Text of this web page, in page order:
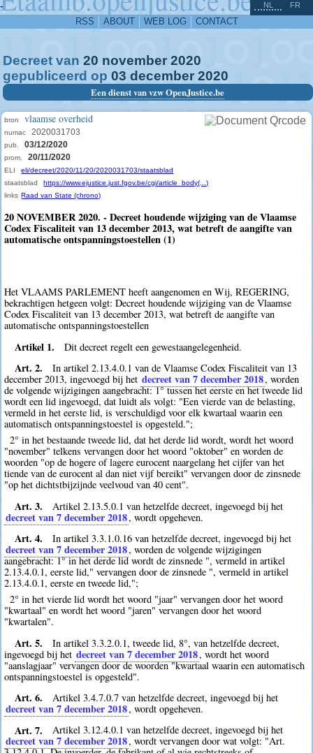
-
RSS ABOUT WEB LOG CONTACT
NL FR
Decreet van 20 november 2020
gepubliceerd op 03 december 2020
Een dienst van vzw OpenJustice.be
bron vlaamse overheid
numac 2020031703
pub. 03/12/2020
prom. 20/11/2020
ELI
eli/decreet/2020/11/20/2020031703/staatsblad
staatsblad
https://www.ejustice.just.fgov.be/cgi/article_body(...)
links Raad van State (chrono)
20 NOVEMBER 2020. - Decreet houdende wijziging van de Vlaamse
Codex Fiscaliteit van 13 december 2013, wat betreft de aangifte van
automatische ontspanningstoestellen (1)
Het VLAAMS PARLEMENT heeft aangenomen en Wij, REGERING,
bekrachtigen hetgeen volgt: Decreet houdende wijziging van de Vlaamse
Codex Fiscaliteit van 13 december 2013, wat betreft de aangifte van
automatische ontspanningstoestellen
Artikel 1. Dit decreet regelt een gewestaangelegenheid.
Art. 2.
In artikel 2.13.4.0.1 van de Vlaamse Codex Fiscaliteit van 13
december 2013, ingevoegd bij het decreet van 7 december 2018, worden
de volgende wijzigingen aangebracht: 1° tussen het eerste en het tweede lid
wordt een lid ingevoegd, dat luidt als volgt: "Een vierde van de belasting,
vermeld in het eerste lid, is verschuldigd voor elk kwartaal waarin een
automatisch ontspanningstoestel is opgesteld.";
2° in het bestaande tweede lid, dat het derde lid wordt, wordt het woord
"november" telkens vervangen door het woord "oktober" en worden de
woorden "op de hogere of lagere eurocent naargelang het cijfer van het
tiende van de eurocent al dan niet vijf bereikt" vervangen door de zinsnede
"op het dichtstbijzijnde veelvoud van 40 cent".
Art. 3. Artikel 2.13.5.0.1 van hetzelfde decreet, ingevoegd bij het
decreet van 7 december 2018, wordt opgeheven.
Art. 4. In artikel 3.3.1.0.16 van hetzelfde decreet, ingevoegd bij het
decreet van 7 december 2018, worden de volgende wijzigingen
aangebracht: 1° in het derde lid wordt de zinsnede ", vermeld in artikel
2.13.4.0.1, eerste lid," vervangen door de zinsnede ", vermeld in artikel
2.13.4.0.1, eerste en tweede lid,";
2° in het vierde lid wordt het woord "jaar" vervangen door het woord
"kwartaal" en wordt het woord "jaren" vervangen door het woord
"kwartalen".
Art. 5.
In artikel 3.3.2.0.1, tweede lid, 8°, van hetzelfde decreet,
ingevoegd bij het decreet van 7 december 2018, wordt het woord
"aanslagjaar" vervangen door de woorden "kwartaal waarin een automatisch
ontspanningstoestel is opgesteld".
Art. 6. Artikel 3.4.7.0.7 van hetzelfde decreet, ingevoegd bij het
decreet van 7 december 2018, wordt opgeheven.
Art. 7. Artikel 3.12.4.0.1 van hetzelfde decreet, ingevoegd bij het
decreet van 7 december 2018, wordt vervangen door wat volgt: "Art.
^